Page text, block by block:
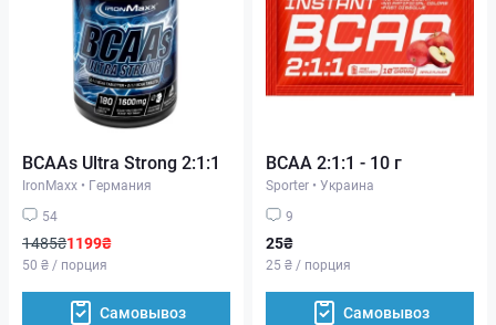
BCAAs Ultra Strong 2:1:1
IronMaxx • Германия
54
1485₴1199₴
50 ₴ / порция
Самовывоз
BCAA 2:1:1 - 10 г
Sporter • Украина
9
25₴
25 ₴ / порция
Самовывоз